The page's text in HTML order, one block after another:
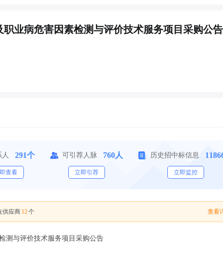
业病危害因素检测与评价技术服务项目采购公告
291个
查看
可引荐人脉 760人
立即引荐
历史招中标信息
立即监控
供应商 12个 查看
测与评价技术服务项目采购公告